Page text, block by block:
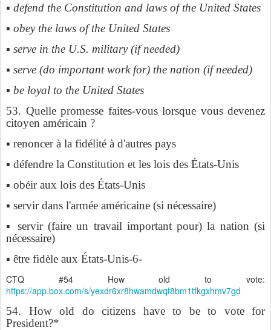
▪ defend the Constitution and laws of the United States
▪ obey the laws of the United States
▪ serve in the U.S. military (if needed)
▪ serve (do important work for) the nation (if needed)
▪ be loyal to the United States
53. Quelle promesse faites-vous lorsque vous devenez
citoyen américain ?
▪ renoncer à la fidélité à d'autres pays
▪ défendre la Constitution et les lois des États-Unis
▪ obéir aux lois des États-Unis
▪ servir dans l'armée américaine (si nécessaire)
▪ servir (faire un travail important pour) la nation (si
nécessaire)
▪ être fidèle aux États-Unis-6-
CTQ #54 How old to vote:
https://app.box.com/s/yexdr6xr8hwamdwqf8bm1tfkgxhmv7gd
54. How old do citizens have to be to vote for
President?*